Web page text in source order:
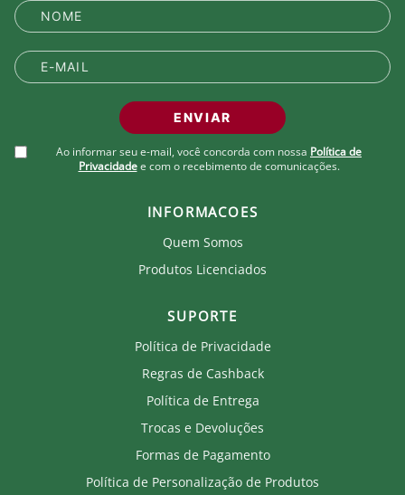
Palmilha com espuma para maior maciez
Solado em P.U com ação anti-impacto e anti-
deformidade
Design moderno e versátil
Detalhes oficiais do Fluminense
Ideal para uso casual e esportivo
Do estádio para a vida – viva seu amor pelo Flu a
cada passo.
Ao comprar um produto oficial você fortalece seu
ENVIAR
Ao informar seu e-mail, você concorda com nossa Política de
Privacidade e com o recebimento de comunicações.
INFORMACOES
Quem Somos
Produtos Licenciados
SUPORTE
Política de Privacidade
Regras de Cashback
Política de Entrega
Trocas e Devoluções
Formas de Pagamento
Política de Personalização de Produtos